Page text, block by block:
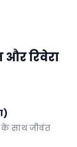
और रिवेरा
के साथ जीवंत